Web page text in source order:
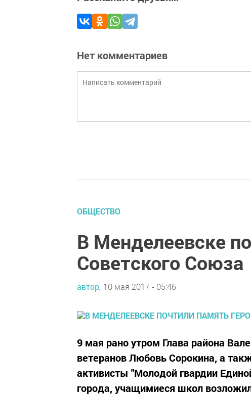
Нет комментариев
ОБЩЕСТВО
В Менделеевске
Советского Союза
автор, 10 мая 2017 - 05:46
9 мая рано утром Глава района
ветеранов Любовь Сорокина, а
активисты "Молодой гвардии
города, учащимиеся школ